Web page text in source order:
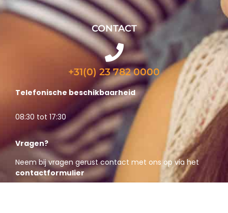
CONTACT
+31(0) 23 782 0000
Telefonische beschikbaarheid
08:30 tot 17:30
Vragen?
Neem bij vragen gerust contact met ons op via het
contactformulier